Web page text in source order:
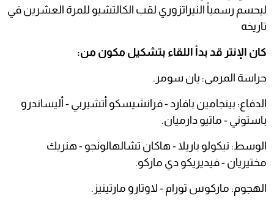
ليحسم رسمياً النيراتزوري لقب الكالتشيو للمرة العشرين في
تاريخه
كان الإنتر قد بدأ اللقاء بتشكيل مكون من:
حراسة المرمى: يان سومر.
الدفاع: بينجامين بافارد - فرانشيسكو أتشيربي - أليساندرو
باستوني - ماتيو دارميان.
الوسط: نيكولو باريلا - هاكان تشالهالونجو - هنريك
مختيريان - فيديريكو دي ماركو.
الهجوم: ماركوس تورام - لاوتارو مارتينيز.